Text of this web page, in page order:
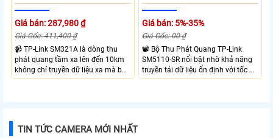
Giá bán: 287,980 ₫
Giá Gốc: 411,400 ₫
📹 TP-Link SM321A là dòng thu
phát quang tầm xa lên đến 10km
không chỉ truyền dữ liệu xa mà bộ
thu phát quang này của TP-Link
Giá bán: 5%-35%
Giá Gốc: 00 ₫
📽 Bộ Thu Phát Quang TP-Link
SM5110-SR nổi bật nhờ khả năng
truyền tải dữ liệu ổn định với tốc độ
cao lên đến 10Gbps và truyền tải đi
TIN TỨC CAMERA MỚI NHẤT